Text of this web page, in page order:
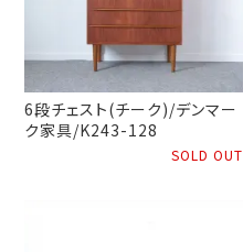
6段チェスト(チーク)/デンマー
ク家具/K243-128
SOLD OUT